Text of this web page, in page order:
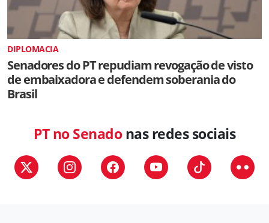
DIPLOMACIA
Senadores do PT repudiam revogação de visto
de embaixadora e defendem soberania do
Brasil
PT no Senadonas redes sociais